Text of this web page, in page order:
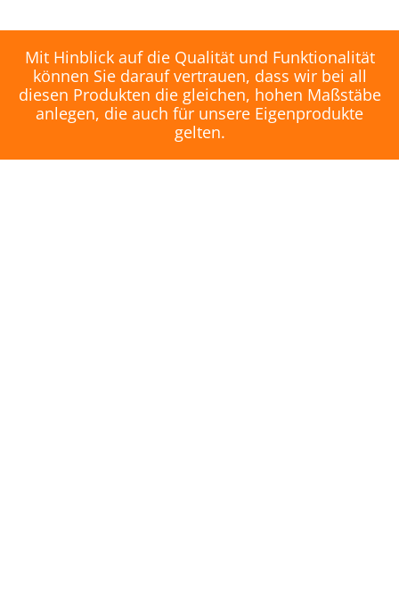
Mit Hinblick auf die Qualität und Funktionalität
können Sie darauf vertrauen, dass wir bei all
diesen Produkten die gleichen, hohen Maßstäbe
anlegen, die auch für unsere Eigenprodukte
gelten.